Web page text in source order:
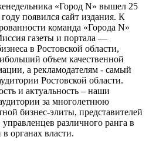
«Город N» вышел 25
появился сайт издания. К
команда «Города N»
газеты и портала —
в Ростовской области,
объем качественной
а рекламодателям - самый
Ростовской области.
и актуальность – наши
за многолетнюю
бизнес-элиты, представителей
различного ранга в
органах власти.